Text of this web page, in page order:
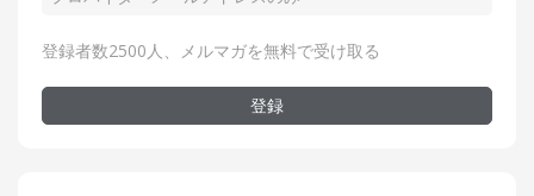
登録者数2500人、メルマガを無料で受け取る
登録